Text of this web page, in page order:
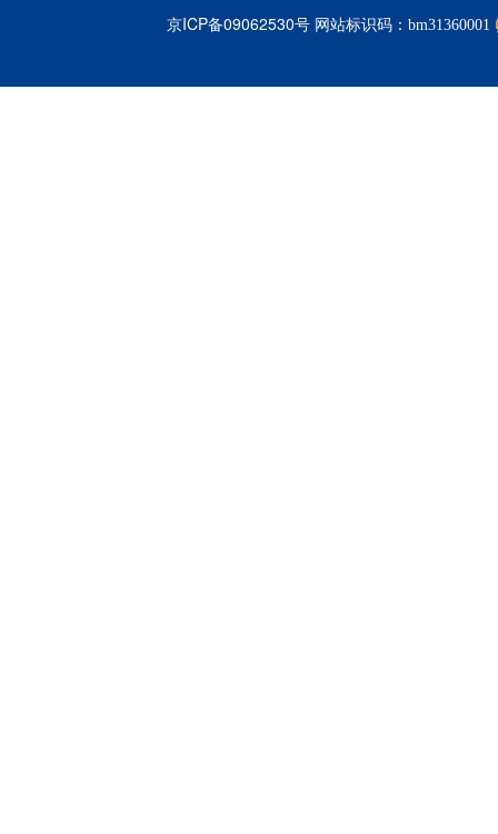
京ICP备09062530号 网站标识码：bm31360001